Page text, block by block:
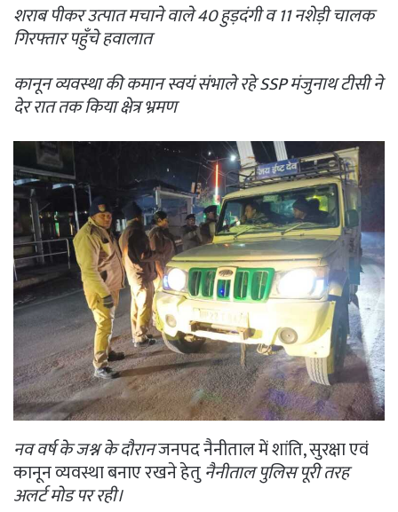
शराब पीकर उत्पात मचाने वाले 40 हुड़दंगी व 11 नशेड़ी चालक
गिरफ्तार पहुँचे हवालात
कानून व्यवस्था की कमान स्वयं संभाले रहे SSP मंजुनाथ टीसी ने
देर रात तक किया क्षेत्र भ्रमण
नव वर्ष के जश्न के दौरानजनपद नैनीताल में शांति, सुरक्षा एवं
कानून व्यवस्था बनाए रखने हेतुनैनीताल पुलिस पूरी तरह
अलर्ट मोड पर रही।